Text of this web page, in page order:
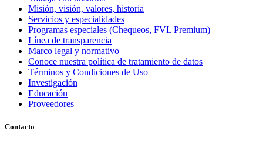
Misión, visión, valores, historia
Servicios y especialidades
Programas especiales (Chequeos, FVL Premium)
Línea de transparencia
Marco legal y normativo
Conoce nuestra política de tratamiento de datos
Términos y Condiciones de Uso
Investigación
Educación
Proveedores
Contacto